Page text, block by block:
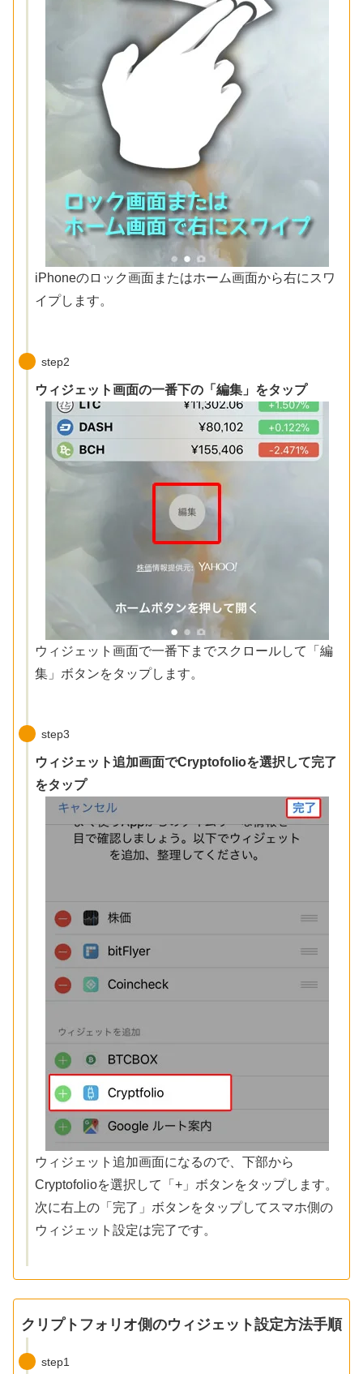
iPhoneのロック画面またはホーム画面から右にスワ
イプします。
step2
ウィジェット画面の一番下の「編集」をタップ
ウィジェット画面で一番下までスクロールして「編
集」ボタンをタップします。
step3
ウィジェット追加画面でCryptofolioを選択して完了
をタップ
ウィジェット追加画面になるので、下部から
Cryptofolioを選択して「+」ボタンをタップします。
次に右上の「完了」ボタンをタップしてスマホ側の
ウィジェット設定は完了です。
クリプトフォリオ側のウィジェット設定方法手順
step1